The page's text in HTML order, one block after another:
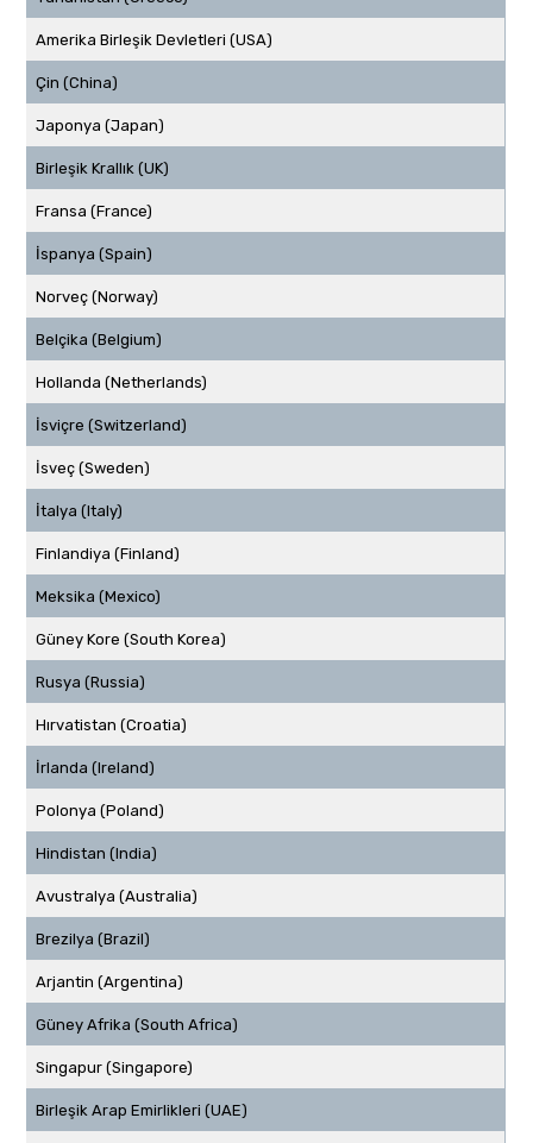
Amerika Birleşik Devletleri (USA)
Çin (China)
Japonya (Japan)
Birleşik Krallık (UK)
Fransa (France)
İspanya (Spain)
Norveç (Norway)
Belçika (Belgium)
Hollanda (Netherlands)
İsviçre (Switzerland)
İsveç (Sweden)
İtalya (Italy)
Finlandiya (Finland)
Meksika (Mexico)
Güney Kore (South Korea)
Rusya (Russia)
Hırvatistan (Croatia)
İrlanda (Ireland)
Polonya (Poland)
Hindistan (India)
Avustralya (Australia)
Brezilya (Brazil)
Arjantin (Argentina)
Güney Afrika (South Africa)
Singapur (Singapore)
Birleşik Arap Emirlikleri (UAE)